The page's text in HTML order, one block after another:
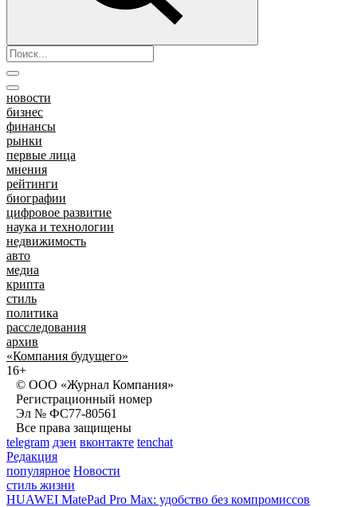
новости
бизнес
финансы
рынки
первые лица
мнения
рейтинги
биографии
цифровое развитие
наука и технологии
недвижимость
авто
медиа
крипта
стиль
политика
расследования
архив
«Компания будущего»
16+
© ООО «Журнал Компания»
Регистрационный номер
Эл № ФС77-80561
Все права защищены
telegram дзен вконтакте tenchat
Редакция
популярное Новости
стиль жизни
HUAWEI MatePad Pro Max: удобство без компромиссов